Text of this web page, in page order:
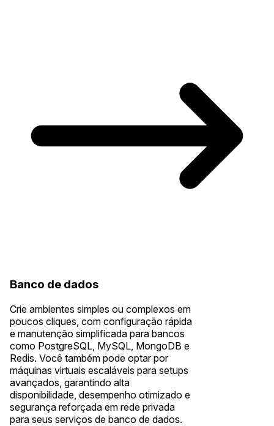
Banco de dados
Crie ambientes simples ou complexos em
poucos cliques, com configuração rápida
e manutenção simplificada para bancos
como PostgreSQL, MySQL, MongoDB e
Redis. Você também pode optar por
máquinas virtuais escaláveis para setups
avançados, garantindo alta
disponibilidade, desempenho otimizado e
segurança reforçada em rede privada
para seus serviços de banco de dados.